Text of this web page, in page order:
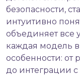
безопасности,
интуитивно
объединяет все
каждая модель
особенности: от
до интеграции